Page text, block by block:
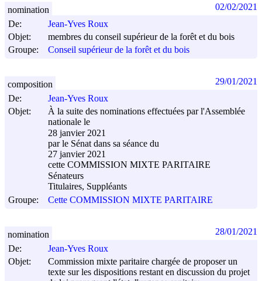
De:
Jean-Yves Roux
Objet:
membres du conseil supérieur de la forêt et du bois
Groupe:
Conseil supérieur de la forêt et du bois
nomination 02/02/2021
De:
Jean-Yves Roux
Objet:
À la suite des nominations effectuées par l'Assemblée
nationale le
28 janvier 2021
par le Sénat dans sa séance du
27 janvier 2021
cette COMMISSION MIXTE PARITAIRE
Sénateurs
Titulaires, Suppléants
Groupe:
Cette COMMISSION MIXTE PARITAIRE
composition 29/01/2021
De:
Jean-Yves Roux
Objet:
Commission mixte paritaire chargée de proposer un
texte sur les dispositions restant en discussion du projet
nomination 28/01/2021